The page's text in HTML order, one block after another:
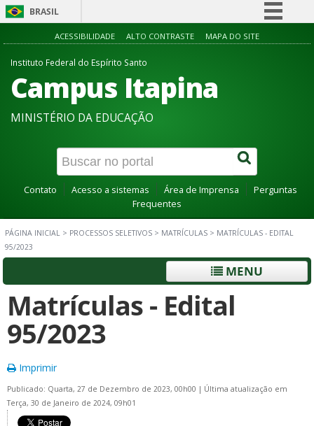
BRASIL
Simplifique!
Acesso à informação
Canais
ACESSIBILIDADE ALTO CONTRASTE MAPA DO SITE
Instituto Federal do Espírito Santo
Campus Itapina
MINISTÉRIO DA EDUCAÇÃO
Contato Acesso a sistemas Área de Imprensa
Perguntas
Frequentes
PÁGINA INICIAL > PROCESSOS SELETIVOS > MATRÍCULAS > MATRÍCULAS - EDITAL
95/2023
MENU
Matrículas - Edital
95/2023
Imprimir
Publicado: Quarta, 27 de Dezembro de 2023, 00h00 | Última atualização em
Terça, 30 de Janeiro de 2024, 09h01